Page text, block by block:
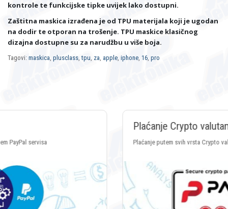
kontrole te funkcijske tipke uvijek lako dostupni.
Zaštitna maskica izrađena je od TPU materijala koji je ugodan
na dodir te otporan na trošenje. TPU maskice klasičnog
dizajna dostupne su za narudžbu u više boja.
Tagovi: maskica, plusclass,tpu, za, apple, iphone, 16, pro
Plaćanje putem svih vrsta Crypto valuta